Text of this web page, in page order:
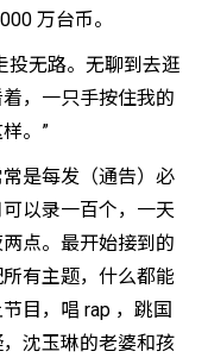
万台币。
投无路。无聊到去逛
，一只手按住我的
。”
是每发（通告）必
以录一百个，一天
点。最开始接到的
有主题，什么都能
目，唱 rap ，跳国
沈玉琳的老婆和孩